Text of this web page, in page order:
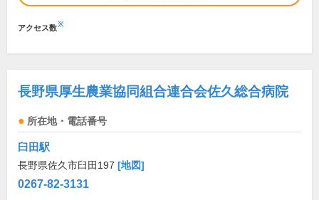
アクセス数※
長野県厚生農業協同組合連合会佐久総合病院
所在地・電話番号
臼田駅
長野県佐久市臼田197 [地図]
0267-82-3131